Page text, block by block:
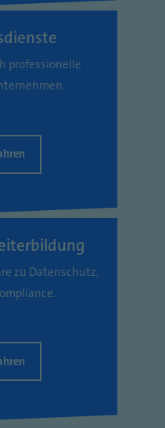
professionelle
zu Datenschutz,